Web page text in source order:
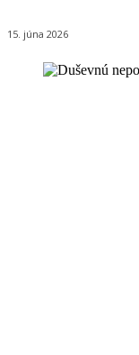
15. júna 2026